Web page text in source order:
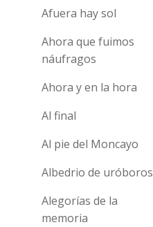
Afuera hay sol
Ahora que fuimos
náufragos
Ahora y en la hora
Al final
Al pie del Moncayo
Albedrio de uróboros
Alegorías de la
memoria